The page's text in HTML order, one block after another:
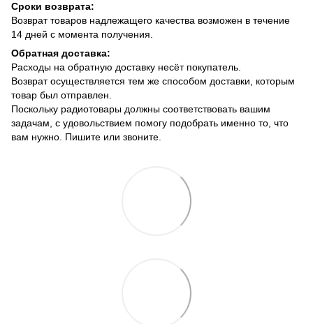
Сроки возврата:
Возврат товаров надлежащего качества возможен в течение
14 дней с момента получения.
Обратная доставка:
Расходы на обратную доставку несёт покупатель.
Возврат осуществляется тем же способом доставки, которым
товар был отправлен.
Поскольку радиотовары должны соответствовать вашим
задачам, с удовольствием помогу подобрать именно то, что
вам нужно. Пишите или звоните.